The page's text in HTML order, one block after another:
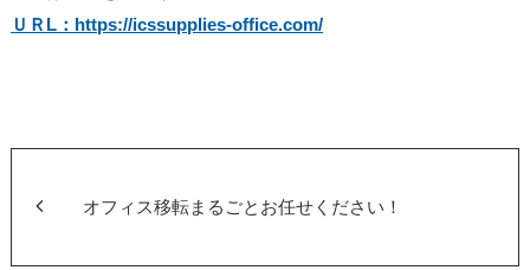
ＵＲL：https://icssupplies-office.com/
オフィス移転まるごとお任せください！